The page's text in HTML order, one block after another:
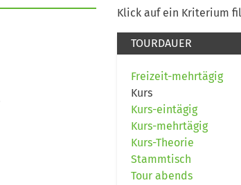
Klick auf ein Kriterium
TOURDAUER
Freizeit-mehrtägig
Kurs
Kurs-eintägig
Kurs-mehrtägig
Kurs-Theorie
Stammtisch
Tour abends